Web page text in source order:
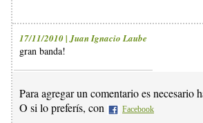
17/11/2010 | Juan Ignacio Laube
gran banda!
Para agregar un comentario es necesario
O si lo preferís, con Facebook